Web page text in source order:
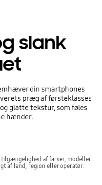
slank
din smartphones
præg af førsteklasses
glatte tekstur, som føles
hænder.
af farver, modeller
af land, region eller operatør.